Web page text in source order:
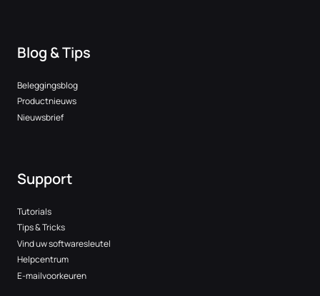
Blog & Tips
Beleggingsblog
Productnieuws
Nieuwsbrief
Support
Tutorials
Tips & Tricks
Vind uw softwaresleutel
Helpcentrum
E-mailvoorkeuren